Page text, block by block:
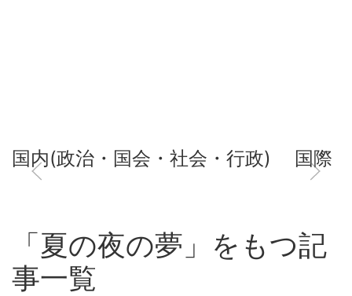
国内(政治・国会・社会・行政) 国際
「夏の夜の夢」をもつ記
事一覧